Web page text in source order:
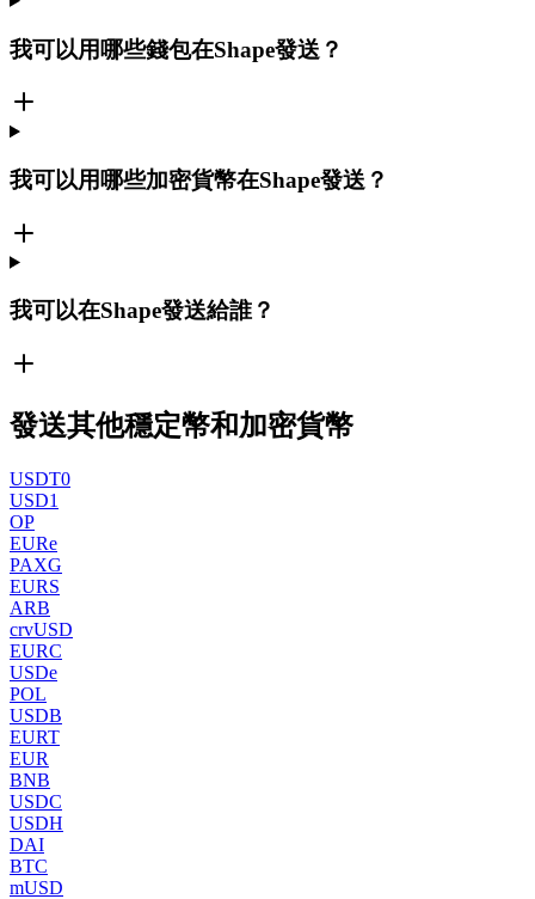
我可以用哪些錢包在Shape發送？
我可以用哪些加密貨幣在Shape發送？
我可以在Shape發送給誰？
發送其他穩定幣和加密貨幣
USDT0
USD1
OP
EURe
PAXG
EURS
ARB
crvUSD
EURC
USDe
POL
USDB
EURT
EUR
BNB
USDC
USDH
DAI
BTC
mUSD